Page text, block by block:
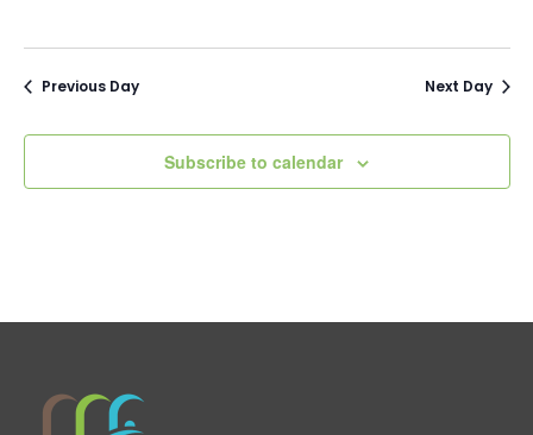
Previous Day Next Day
Subscribe to calendar